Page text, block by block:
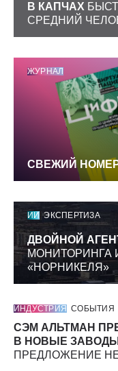
В КАПЧАХ
СРЕДНИЙ
ЖУРНАЛ
СВЕЖИЙ
ИИ ЭКСПЕРТИЗА
ДВОЙНОЙ
МОНИТОРИНГА
«НОРНИКЕЛЯ»
ИНДУСТРИЯ СОБЫТИЯ
СЭМ АЛЬТМАН
В НОВЫЕ ЗАВОДЫ
ПРЕДЛОЖЕНИЕ